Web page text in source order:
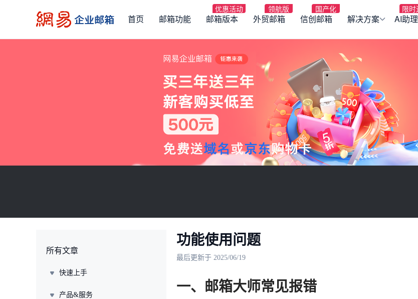
首页 邮箱功能 邮箱版本 外贸邮箱 信创邮箱 解决方案 AI助理
所有文章
快速上手
产品&服务
功能使用问题
最后更新于 2025/06/19
一、邮箱大师常见报错